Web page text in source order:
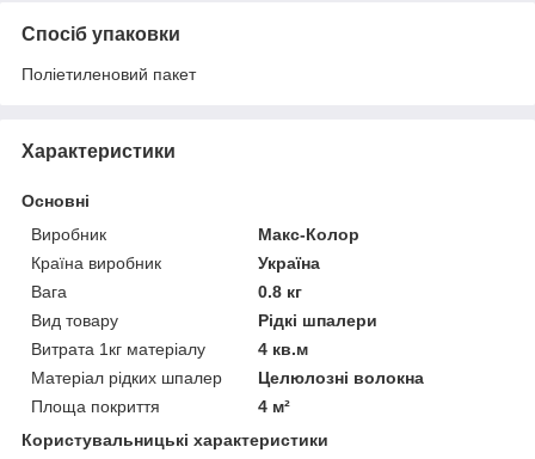
Спосіб упаковки
Поліетиленовий пакет
Характеристики
Основні
Виробник
Макс-Колор
Країна виробник
Україна
Вага
0.8 кг
Вид товару
Рідкі шпалери
Витрата 1кг матеріалу
4 кв.м
Матеріал рідких шпалер
Целюлозні волокна
Площа покриття
4 м²
Користувальницькі характеристики